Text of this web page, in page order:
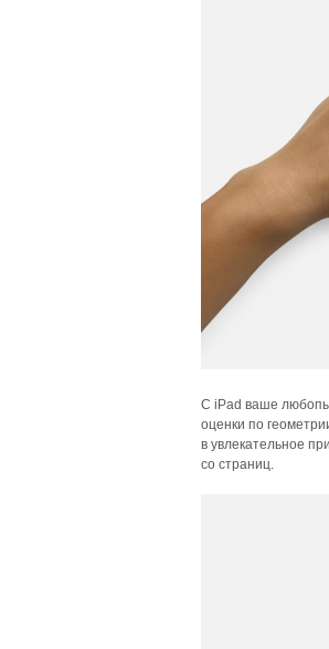
С iPad ваше
оценки по
в увлекательное
со страниц.